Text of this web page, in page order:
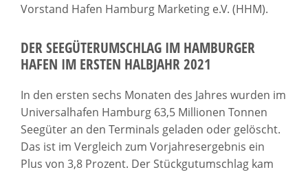
Vorstand Hafen Hamburg Marketing e.V. (HHM).
DER SEEGÜTERUMSCHLAG IM HAMBURGER
HAFEN IM ERSTEN HALBJAHR 2021
In den ersten sechs Monaten des Jahres wurden im
Universalhafen Hamburg 63,5 Millionen Tonnen
Seegüter an den Terminals geladen oder gelöscht.
Das ist im Vergleich zum Vorjahresergebnis ein
Plus von 3,8 Prozent. Der Stückgutumschlag kam